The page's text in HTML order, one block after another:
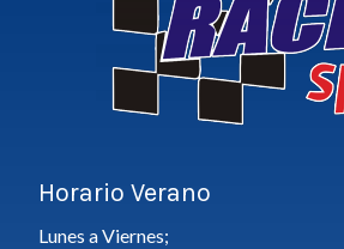
Horario Verano
Lunes a Viernes;